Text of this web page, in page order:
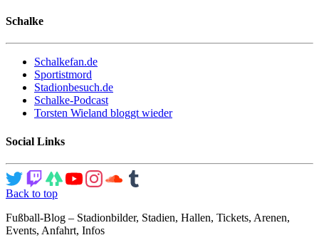
Schalke
Schalkefan.de
Sportistmord
Stadionbesuch.de
Schalke-Podcast
Torsten Wieland bloggt wieder
Social Links
Back to top
Fußball-Blog – Stadionbilder, Stadien, Hallen, Tickets, Arenen,
Events, Anfahrt, Infos